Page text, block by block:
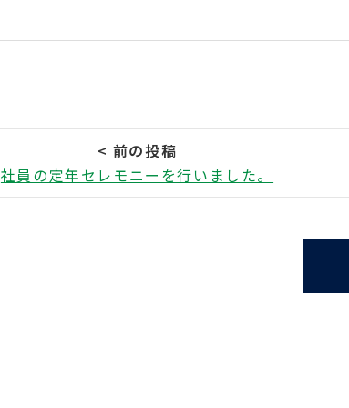
社員の定年セレモニーを行いました。